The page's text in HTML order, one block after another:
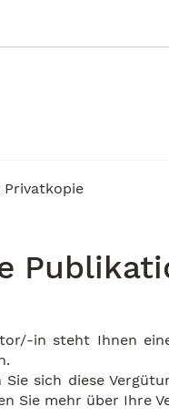
Privatkopie
in steht Ihnen
Sie sich diese
Sie mehr über Ihre